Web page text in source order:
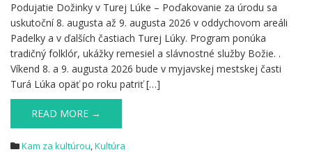
úrodu
Podujatie Dožinky v Turej Lúke – Poďakovanie za úrodu sa
uskutoční 8. augusta až 9. augusta 2026 v oddychovom areáli
Padelky a v ďalších častiach Turej Lúky. Program ponúka
tradičný folklór, ukážky remesiel a slávnostné služby Božie. .
Víkend 8. a 9. augusta 2026 bude v myjavskej mestskej časti
Turá Lúka opäť po roku patriť […]
READ MORE →
Kam za kultúrou,Kultúra